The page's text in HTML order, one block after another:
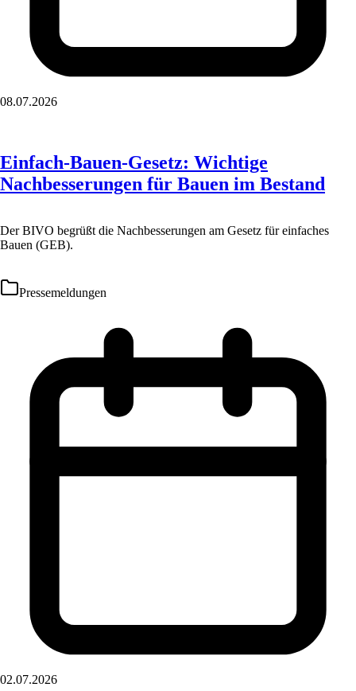
08.07.2026
Einfach-Bauen-Gesetz: Wichtige
Nachbesserungen für Bauen im Bestand
Der BIVO begrüßt die Nachbesserungen am Gesetz für einfaches
Bauen (GEB).
Pressemeldungen
02.07.2026